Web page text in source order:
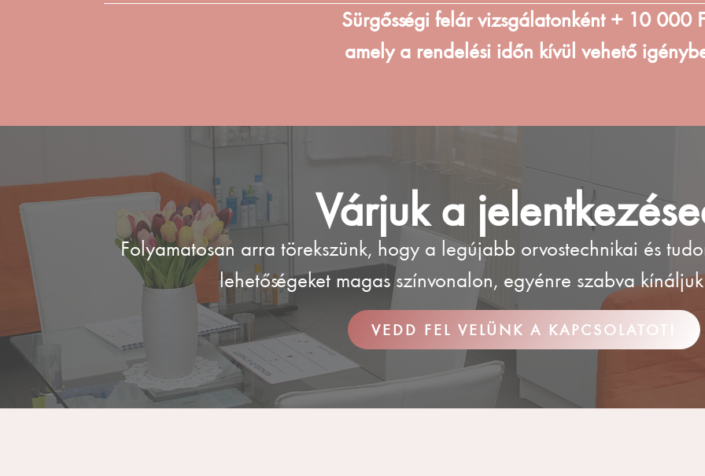
Sürgősségi felár vizsgálatonként + 10 000
amely a rendelési időn kívül vehető
Várjuk a
Folyamatosan arra törekszünk, hogy a legújabb orvostechnikai és
lehetőségeket magas színvonalon, egyénre szabva
VEDD FEL VELÜNK A KAPCSOLATOT!